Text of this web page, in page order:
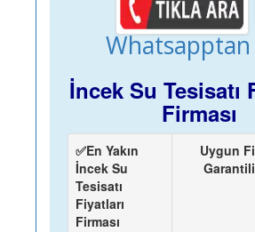
Whatsapptan
İncek Su Tesisatı
Firması
✅En Yakın
İncek Su
Tesisatı
Fiyatları
Firması
Uygun